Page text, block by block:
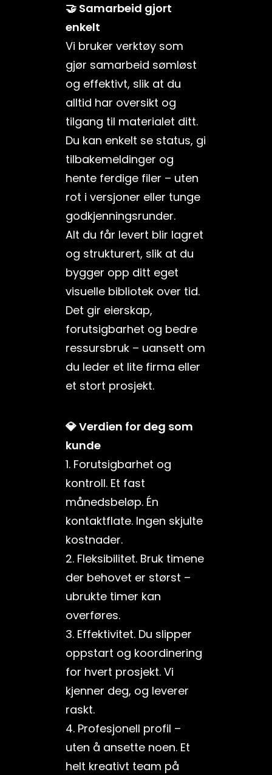
🤝 Samarbeid gjort
enkelt
Vi bruker verktøy som
gjør samarbeid sømløst
og effektivt, slik at du
alltid har oversikt og
tilgang til materialet ditt.
Du kan enkelt se status, gi
tilbakemeldinger og
hente ferdige filer – uten
rot i versjoner eller tunge
godkjenningsrunder.
Alt du får levert blir lagret
og strukturert, slik at du
bygger opp ditt eget
visuelle bibliotek over tid.
Det gir eierskap,
forutsigbarhet og bedre
ressursbruk – uansett om
du leder et lite firma eller
et stort prosjekt.
💎 Verdien for deg som
kunde
1. Forutsigbarhet og
kontroll. Et fast
månedsbeløp. Én
kontaktflate. Ingen skjulte
kostnader.
2. Fleksibilitet. Bruk timene
der behovet er størst –
ubrukte timer kan
overføres.
3. Effektivitet. Du slipper
oppstart og koordinering
for hvert prosjekt. Vi
kjenner deg, og leverer
raskt.
4. Profesjonell profil –
uten å ansette noen. Et
helt kreativt team på